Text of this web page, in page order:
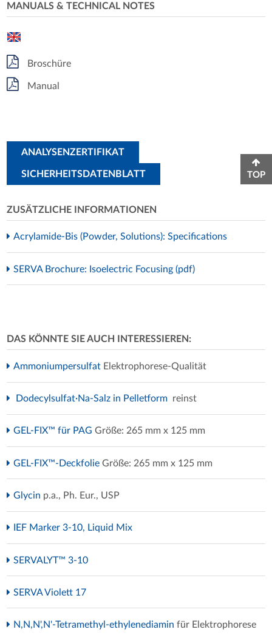
MANUALS & TECHNICAL NOTES
Broschüre
Manual
ANALYSENZERTIFIKAT
SICHERHEITSDATENBLATT
ZUSÄTZLICHE INFORMATIONEN
Acrylamide-Bis (Powder, Solutions): Specifications
SERVA Brochure: Isoelectric Focusing (pdf)
DAS KÖNNTE SIE AUCH INTERESSIEREN:
Ammoniumpersulfat Elektrophorese-Qualität
Dodecylsulfat·Na-Salz in Pelletform reinst
GEL-FIX™ für PAG Größe: 265 mm x 125 mm
GEL-FIX™-Deckfolie Größe: 265 mm x 125 mm
Glycin p.a., Ph. Eur., USP
IEF Marker 3-10, Liquid Mix
SERVALYT™ 3-10
SERVA Violett 17
N,N,N',N'-Tetramethyl-ethylenediamin für Elektrophorese
TOP